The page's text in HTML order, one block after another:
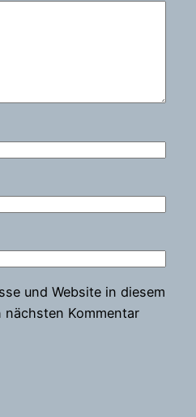
und Website in diesem
nächsten Kommentar